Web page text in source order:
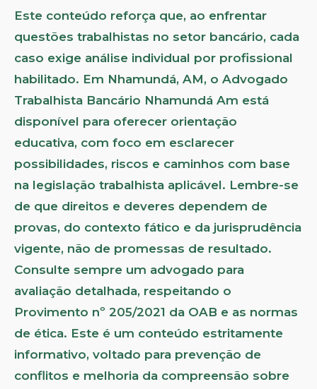
Este conteúdo reforça que, ao enfrentar
questões trabalhistas no setor bancário, cada
caso exige análise individual por profissional
habilitado. Em Nhamundá, AM, o Advogado
Trabalhista Bancário Nhamundá Am está
disponível para oferecer orientação
educativa, com foco em esclarecer
possibilidades, riscos e caminhos com base
na legislação trabalhista aplicável. Lembre-se
de que direitos e deveres dependem de
provas, do contexto fático e da jurisprudência
vigente, não de promessas de resultado.
Consulte sempre um advogado para
avaliação detalhada, respeitando o
Provimento nº 205/2021 da OAB e as normas
de ética. Este é um conteúdo estritamente
informativo, voltado para prevenção de
conflitos e melhoria da compreensão sobre